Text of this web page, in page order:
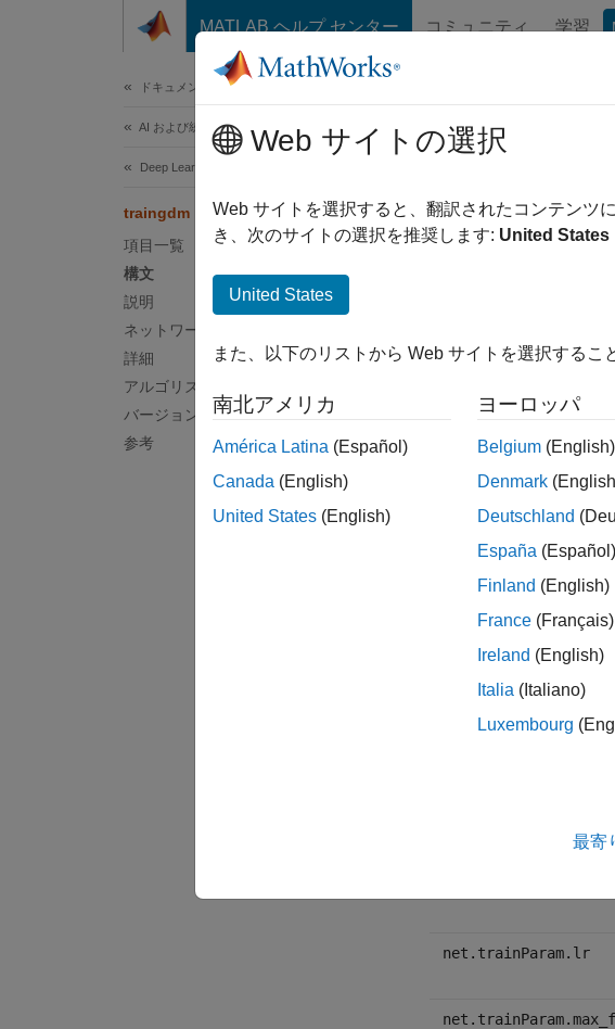
コンテンツへスキップ
MATLAB ヘルプ センター コミュニティ 学習
ドキュメンテーションのホーム
AI および統計
Deep Learning Toolbox
traingdm
項目一覧
構文
説明
ネットワークの利用
詳細
アルゴリズム
バージョン履歴
参考
traingdm
(削除予定) モーメンタ
コードの更新に
構文
net.trainFcn =
[net,tr] =
説明
は、モーメ
net.trainFcn =
の学
net.trainParam.lr
Web サイトの選択
Web サイトを選択すると、翻訳されたコンテンツ
き、次のサイトの選択を推奨します: United States
United States
また、以下のリストから Web サイトを選択するこ
南北アメリカ
América Latina (Español)
Canada (English)
United States (English)
ヨーロッパ
Belgium (English)
Denmark
Deutschland
España (Español)
Finland (English)
France (Français)
Ireland (English)
Italia (Italiano)
Luxembourg
最寄